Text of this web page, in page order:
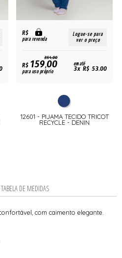
R$
para revenda
Logue-se para
ver o preço
354,00
R$159,00
para uso próprio
em até
3x R$ 53,00
12601 - PIJAMA TECIDO TRICOT
RECYCLE - DENIN
TABELA DE MEDIDAS
com caimento elegante.